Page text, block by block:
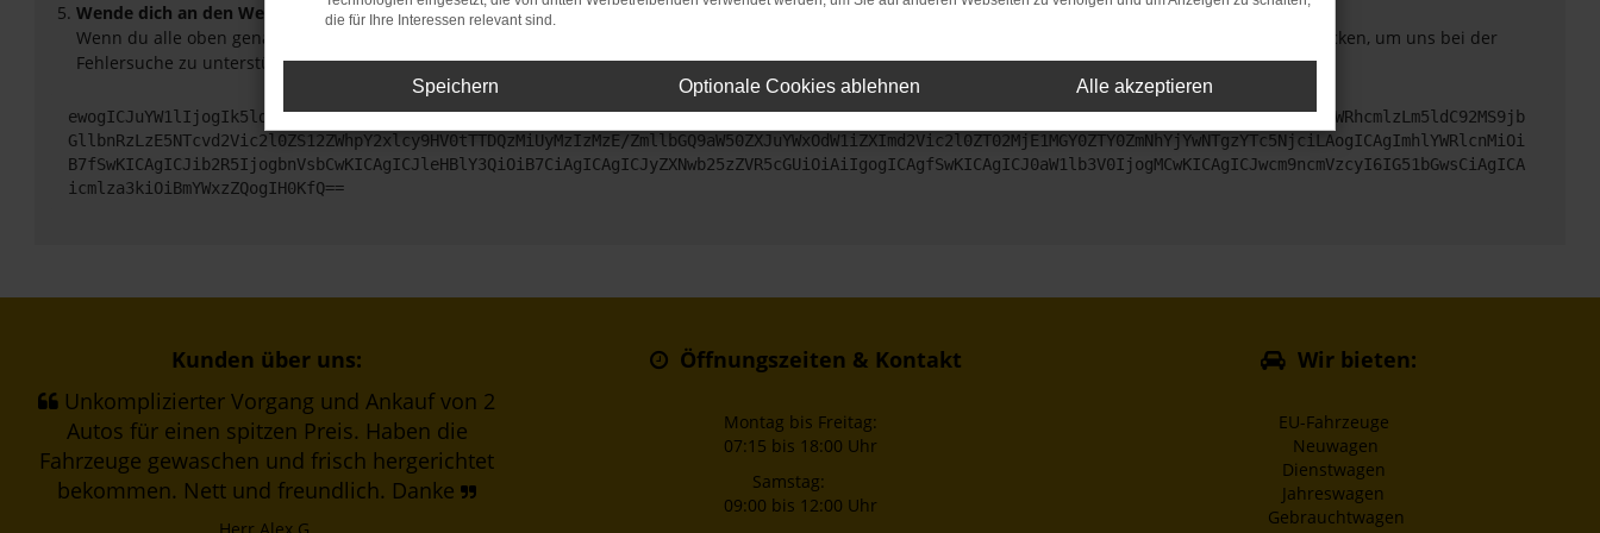
Wende dich an den Webseitenbetreiber.
Wenn du alle oben genannten Schritte versucht hast, kontaktiere uns bitte. Wir werden versuchen, das Problem zu beheben. Du kannst uns diesen Text schicken, um uns bei der
Fehlersuche zu unterstützen:
ewogICJuYW1lIjogIk5ldHdvcmtFcnJvciIsCiAgImNvbmZpZyI6IHsKICAgICJtZXRob2QiOiAiR0VUIiwKICAgICJ1cmwiOiAiaHR0cHM6Ly9hcGkueC5ha3MtcHJvZC5hdWRhcmlzLm5ldC92MS9jb
GllbnRzLzE5NTcvd2Vic2l0ZS12ZWhpY2xlcy9HV0tTTDQzMiUyMzIzMzE/ZmllbGQ9aW50ZXJuYWxOdW1iZXImd2Vic2l0ZT02MjE1MGY0ZTY0ZmNhYjYwNTgzYTc5NjciLAogICAgImhlYWRlcnMiOi
B7fSwKICAgICJib2R5IjogbnVsbCwKICAgICJleHBlY3QiOiB7CiAgICAgICJyZXNwb25zZVR5cGUiOiAiIgogICAgfSwKICAgICJ0aW1lb3V0IjogMCwKICAgICJwcm9ncmVzcyI6IG51bGwsCiAgICA
icmlza3kiOiBmYWxzZQogIH0KfQ==
Kunden über uns:
Unkomplizierter Vorgang und Ankauf von 2
Autos für einen spitzen Preis. Haben die
Fahrzeuge gewaschen und frisch hergerichtet
bekommen. Nett und freundlich. Danke
Öffnungszeiten & Kontakt
Montag bis Freitag:
07:15 bis 18:00 Uhr
Samstag:
09:00 bis 12:00 Uhr
Wir bieten:
EU-Fahrzeuge
Neuwagen
Dienstwagen
Jahreswagen
Gebrauchtwagen
die für Ihre Interessen relevant sind.
Speichern Optionale Cookies ablehnen Alle akzeptieren